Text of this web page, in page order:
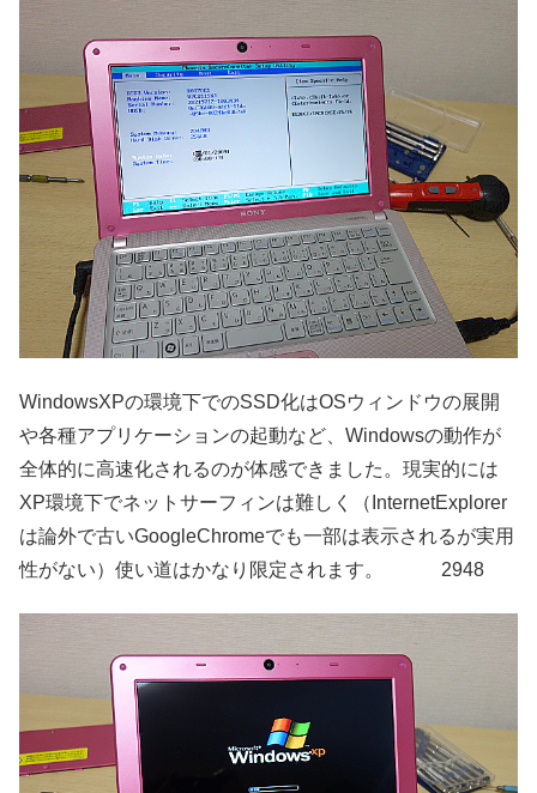
WindowsXPの環境下でのSSD化はOSウィンドウの展開
や各種アプリケーションの起動など、Windowsの動作が
全体的に高速化されるのが体感できました。現実的には
XP環境下でネットサーフィンは難しく（InternetExplorer
は論外で古いGoogleChromeでも一部は表示されるが実用
性がない）使い道はかなり限定されます。 2948